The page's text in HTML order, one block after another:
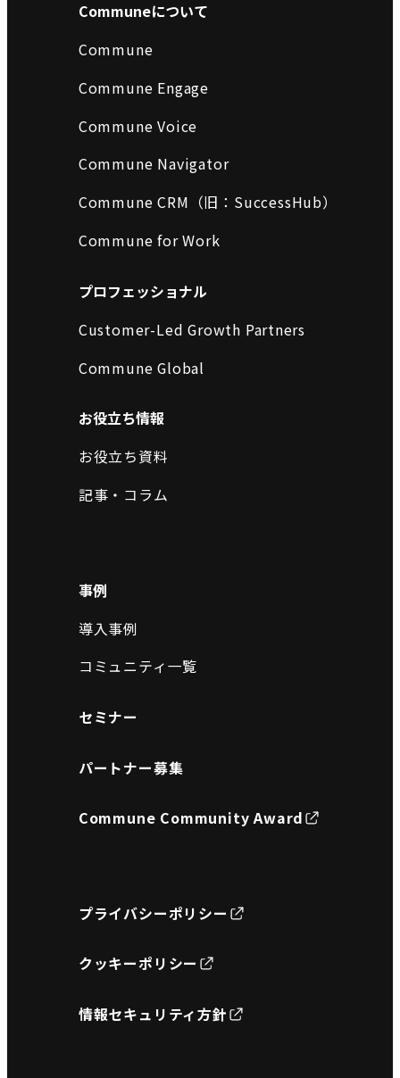
Communeについて
Commune
Commune Engage
Commune Voice
Commune Navigator
Commune CRM（旧：SuccessHub）
Commune for Work
プロフェッショナル
Customer-Led Growth Partners
Commune Global
お役立ち情報
お役立ち資料
記事・コラム
事例
導入事例
コミュニティ一覧
セミナー
パートナー募集
Commune Community Award
プライバシーポリシー
クッキーポリシー
情報セキュリティ方針